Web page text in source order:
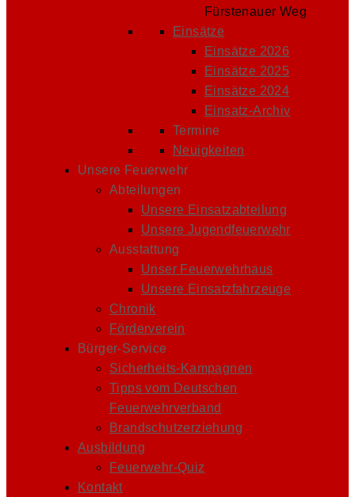
Fürstenauer Weg
Einsätze
Einsätze 2026
Einsätze 2025
Einsätze 2024
Einsatz-Archiv
Termine
Neuigkeiten
Unsere Feuerwehr
Abteilungen
Unsere Einsatzabteilung
Unsere Jugendfeuerwehr
Ausstattung
Unser Feuerwehrhaus
Unsere Einsatzfahrzeuge
Chronik
Förderverein
Bürger-Service
Sicherheits-Kampagnen
Tipps vom Deutschen
Feuerwehrverband
Brandschutzerziehung
Ausbildung
Feuerwehr-Quiz
Kontakt